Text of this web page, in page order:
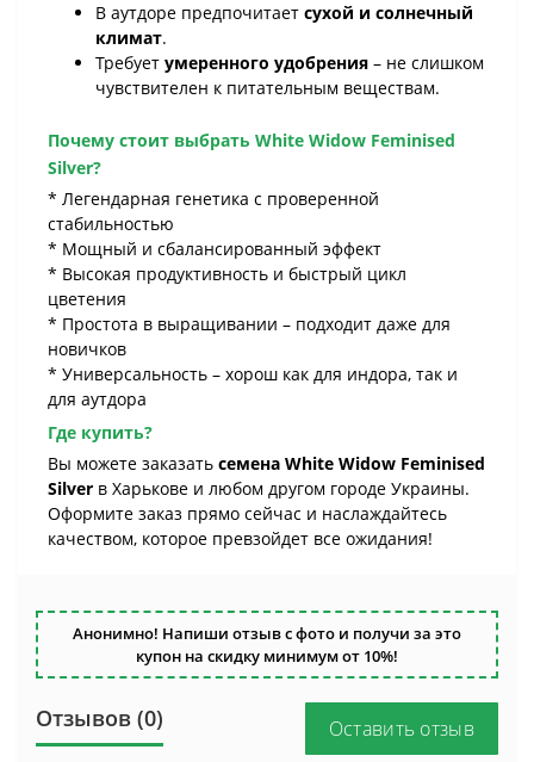
В аутдоре предпочитает сухой и солнечный
климат.
Требует умеренного удобрения – не слишком
чувствителен к питательным веществам.
Почему стоит выбрать White Widow Feminised
Silver?
* Легендарная генетика с проверенной
стабильностью
* Мощный и сбалансированный эффект
* Высокая продуктивность и быстрый цикл
цветения
* Простота в выращивании – подходит даже для
новичков
* Универсальность – хорош как для индора, так и
для аутдора
Где купить?
Вы можете заказать семена White Widow Feminised
Silver в Харькове и любом другом городе Украины.
Оформите заказ прямо сейчас и наслаждайтесь
качеством, которое превзойдет все ожидания!
Анонимно! Напиши отзыв с фото и получи за это
купон на скидку минимум от 10%!
Отзывов (0) Оставить отзыв